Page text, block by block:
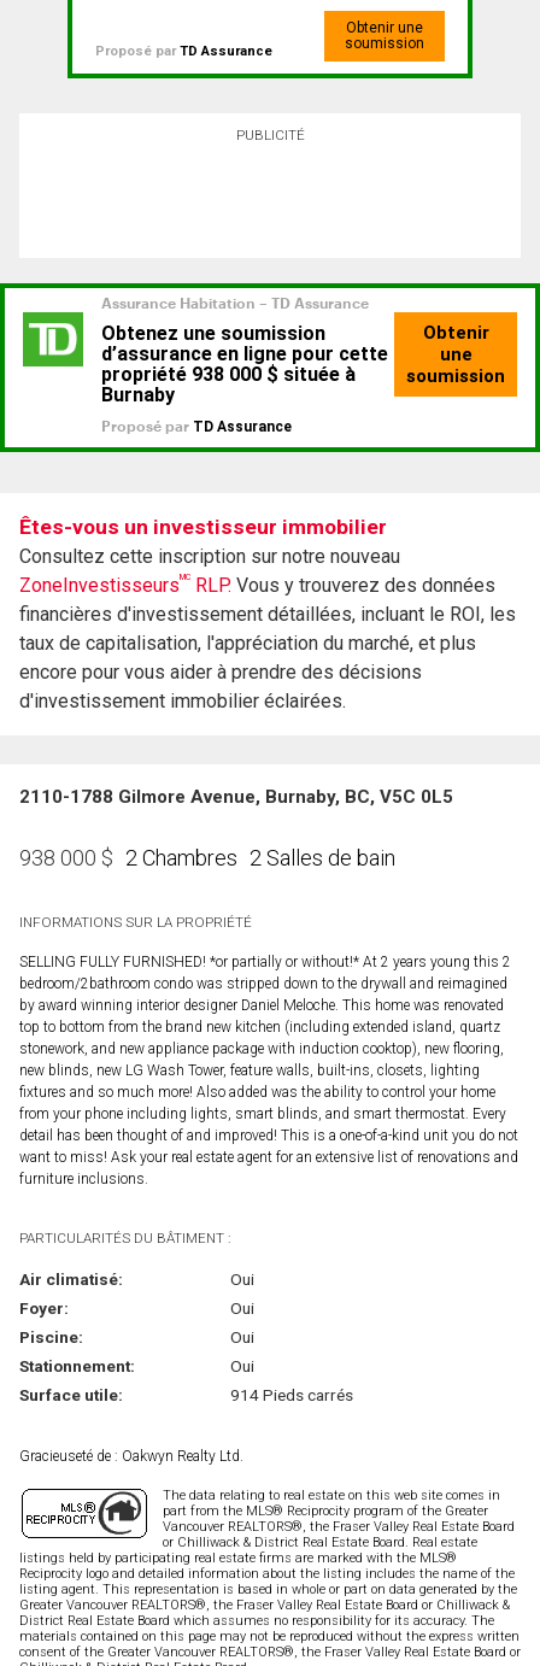
Proposé parTD Assurance
Obtenir une
soumission
PUBLICITÉ
Êtes-vous un investisseur immobilier
Consultez cette inscription sur notre nouveau
ZoneInvestisseursMC RLP. Vous y trouverez des données
financières d'investissement détaillées, incluant le ROI, les
taux de capitalisation, l'appréciation du marché, et plus
encore pour vous aider à prendre des décisions
d'investissement immobilier éclairées.
2110-1788 Gilmore Avenue, Burnaby, BC, V5C 0L5
938 000 $ 2 Chambres 2 Salles de bain
INFORMATIONS SUR LA PROPRIÉTÉ
SELLING FULLY FURNISHED! *or partially or without!* At 2 years young this 2
bedroom/2bathroom condo was stripped down to the drywall and reimagined
by award winning interior designer Daniel Meloche. This home was renovated
top to bottom from the brand new kitchen (including extended island, quartz
stonework, and new appliance package with induction cooktop), new flooring,
new blinds, new LG Wash Tower, feature walls, built-ins, closets, lighting
fixtures and so much more! Also added was the ability to control your home
from your phone including lights, smart blinds, and smart thermostat. Every
detail has been thought of and improved! This is a one-of-a-kind unit you do not
want to miss! Ask your real estate agent for an extensive list of renovations and
furniture inclusions.
PARTICULARITÉS DU BÂTIMENT :
Air climatisé:
Oui
Foyer:
Oui
Piscine:
Oui
Stationnement:
Oui
Surface utile:
914 Pieds carrés
Gracieuseté de : Oakwyn Realty Ltd.
The data relating to real estate on this web site comes in
part from the MLS® Reciprocity program of the Greater
Vancouver REALTORS®, the Fraser Valley Real Estate Board
or Chilliwack & District Real Estate Board. Real estate
listings held by participating real estate firms are marked with the MLS®
Reciprocity logo and detailed information about the listing includes the name of the
listing agent. This representation is based in whole or part on data generated by the
Greater Vancouver REALTORS®, the Fraser Valley Real Estate Board or Chilliwack &
District Real Estate Board which assumes no responsibility for its accuracy. The
materials contained on this page may not be reproduced without the express written
consent of the Greater Vancouver REALTORS®, the Fraser Valley Real Estate Board or